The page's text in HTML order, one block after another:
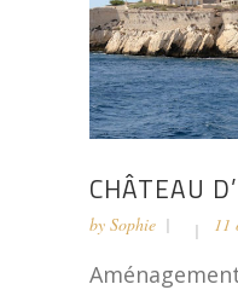
CHÂTEAU
by Sophie 11